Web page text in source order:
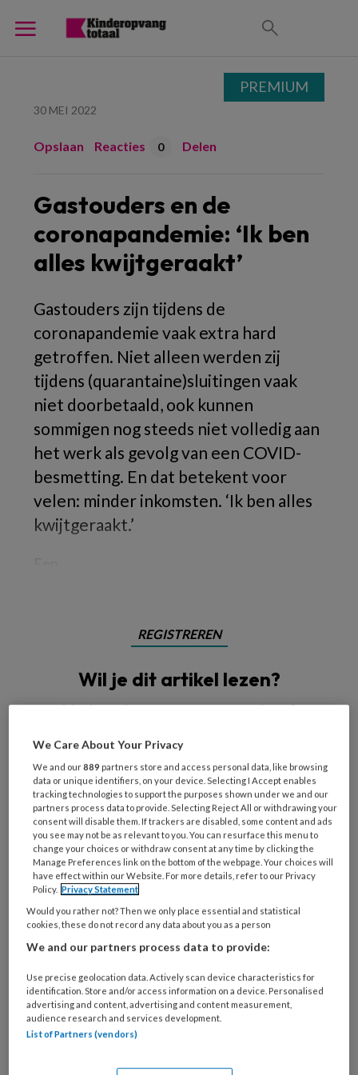
30 MEI 2022
Opslaan Reacties 0 Delen
Gastouders en de
coronapandemie: ‘Ik ben
alles kwijtgeraakt’
Gastouders zijn tijdens de
coronapandemie vaak extra hard
getroffen. Niet alleen werden zij
tijdens (quarantaine)sluitingen vaak
niet doorbetaald, ook kunnen
sommigen nog steeds niet volledig aan
het werk als gevolg van een COVID-
besmetting. En dat betekent voor
velen: minder inkomsten. ‘Ik ben alles
kwijtgeraakt.’
REGISTREREN
Wil je dit artikel lezen?
Maak gratis een account aan en lees 2
Al een account of abonnement?Log dan in
Wat
is
je
e-
mailadres?
* *
Kies
je
wachtwoord* *
Kies
functie *
Bij
welke
organisatie
PREMIUM
We Care About Your Privacy
We and our889 partners store and access personal data, like browsing
data or unique identifiers, on your device. Selecting I Accept enables
tracking technologies to support the purposes shown under we and our
partners process data to provide. Selecting Reject All or withdrawing your
consent will disable them. If trackers are disabled, some content and ads
you see may not be as relevant to you. You can resurface this menu to
change your choices or withdraw consent at any time by clicking the
Manage Preferences link on the bottom of the webpage. Your choices will
have effect within our Website. For more details, refer to our Privacy
Policy. Privacy Statement
Would you rather not? Then we only place essential and statistical
cookies, these do not record any data about you as a person
We and our partners process data to provide:
Use precise geolocation data. Actively scan device characteristics for
identification. Store and/or access information on a device. Personalised
advertising and content, advertising and content measurement,
audience research and services development.
List of Partners (vendors)